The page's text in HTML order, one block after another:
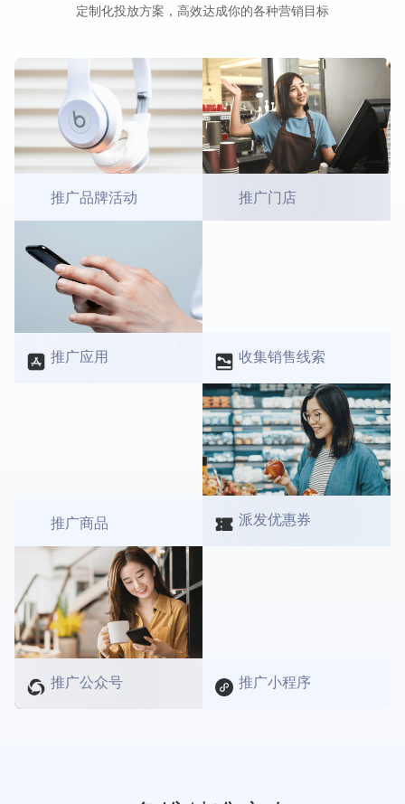
定制化投放方案，高效达成你的各种营销目标
推广品牌活动 推广门店
推广应用 收集销售线索
推广商品 派发优惠券
推广公众号 推广小程序